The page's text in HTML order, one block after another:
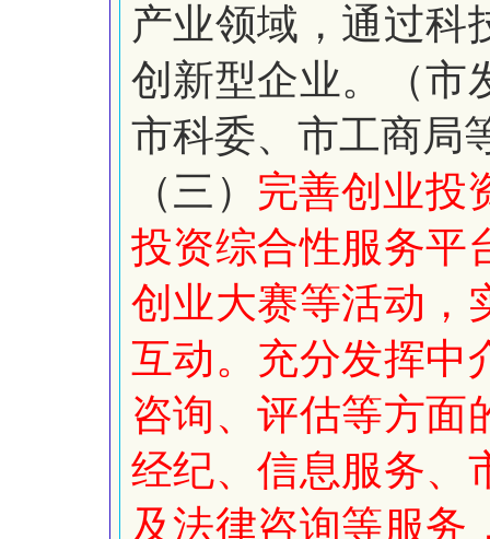
产业领域，通过科
创新型企业。（市
市科委、市工商局
（三） 完善创业投
投资综合性服务平
创业大赛等活动，
互动。充分发挥中
咨询、评估等方面
经纪、信息服务、
及法律咨询等服务